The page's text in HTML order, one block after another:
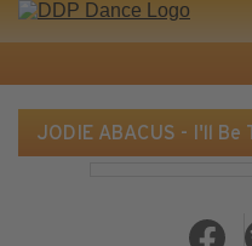
JODIE ABACUS - I'll Be